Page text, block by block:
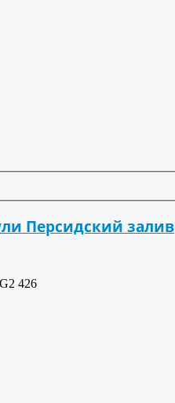
Персидский залив